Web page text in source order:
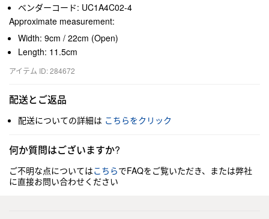
ベンダーコード: UC1A4C02-4
Approximate measurement:
Width: 9cm / 22cm (Open)
Length: 11.5cm
アイテム ID: 284672
配送とご返品
配送についての詳細は こちらをクリック
何か質問はございますか?
ご不明な点についてはこちらでFAQをご覧いただき、または弊社
に直接お問い合わせください